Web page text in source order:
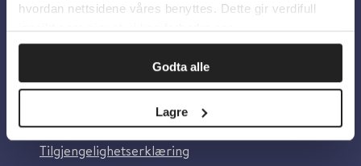
hvordan nettsidene våres benyttes. Dette gir verdifull
innsikt som gjør at vi kan forbedre oss.
Godta alle
Lagre
Om oss
Om Helsebiblioteket
Personvern og informasjonskapsler
Tilgjengelighetserklæring